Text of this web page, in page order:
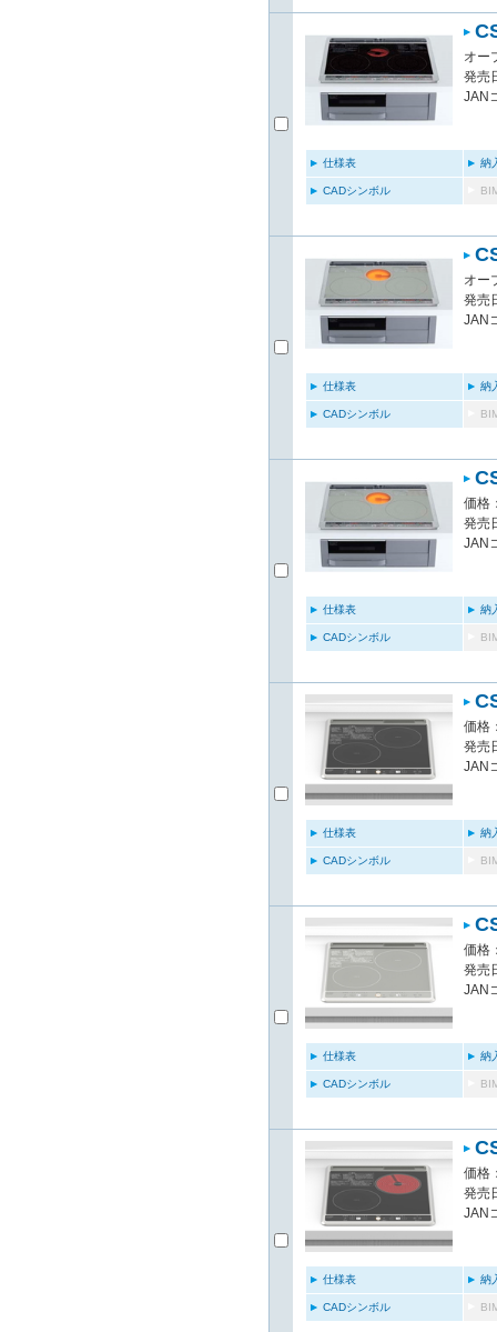
オー
発売
JAN
仕様表 納
CADシンボル
オー
発売
JAN
仕様表 納
CADシンボル
価格
発売
JAN
仕様表 納
CADシンボル
価格
発売
JAN
仕様表 納
CADシンボル
価格
発売
JAN
仕様表 納
CADシンボル
価格
発売
JAN
仕様表 納
CADシンボル